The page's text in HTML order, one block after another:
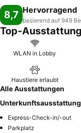
8,7 Hervorragend
basierend auf 949
Top-
WLAN in Lobby
Haustiere erlaubt
Alle Ausstattungen
Unterkunftsausstattung
Express-Check-in/-out
Parkplatz